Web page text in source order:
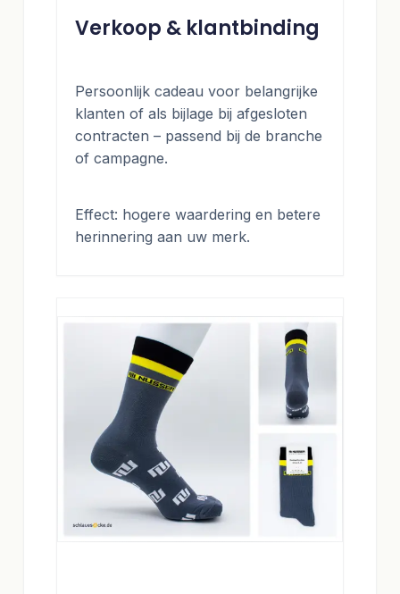
Verkoop & klantbinding
Persoonlijk cadeau voor belangrijke
klanten of als bijlage bij afgesloten
contracten – passend bij de branche
of campagne.
Effect: hogere waardering en betere
herinnering aan uw merk.